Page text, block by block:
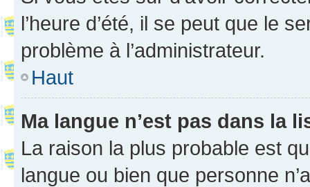
l’heure d’été, il se peut que le
problème à l’administrateur.
Haut
Ma langue n’est pas dans la
La raison la plus probable est
langue ou bien que personne